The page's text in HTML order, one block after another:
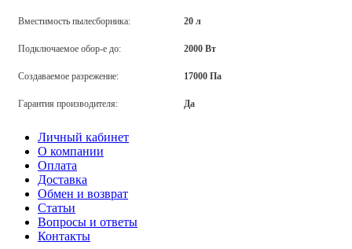
Вместимость пылесборника: 20 л
Подключаемое обор-е до: 2000 Вт
Создаваемое разрежение: 17000 Па
Гарантия производителя: Да
Личный кабинет
О компании
Оплата
Доставка
Обмен и возврат
Статьи
Вопросы и ответы
Контакты